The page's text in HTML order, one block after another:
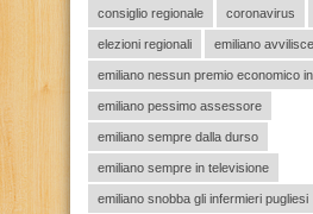
consiglio regionale coronavirus
elezioni regionali emiliano
emiliano nessun premio economico
emiliano pessimo assessore
emiliano sempre dalla durso
emiliano sempre in televisione
emiliano snobba gli infermieri pugliesi